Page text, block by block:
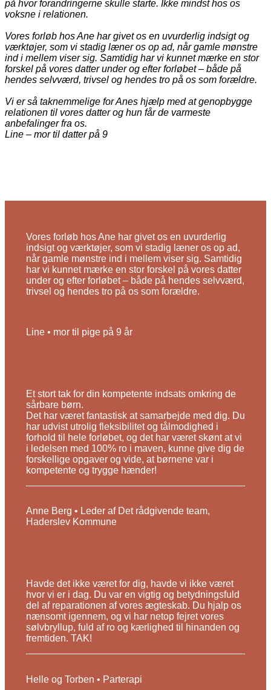
på hvor forandringerne skulle starte. Ikke mindst hos os
voksne i relationen.
Vores forløb hos Ane har givet os en uvurderlig indsigt og
værktøjer, som vi stadig læner os op ad, når gamle mønstre
ind i mellem viser sig. Samtidig har vi kunnet mærke en stor
forskel på vores datter under og efter forløbet – både på
hendes selvværd, trivsel og hendes tro på os som forældre.
Vi er så taknemmelige for Anes hjælp med at genopbygge
relationen til vores datter og hun får de varmeste
anbefalinger fra os.
Line – mor til datter på 9
Vores forløb hos Ane har givet os en uvurderlig
indsigt og værktøjer, som vi stadig læner os op ad,
når gamle mønstre ind i mellem viser sig. Samtidig
har vi kunnet mærke en stor forskel på vores datter
under og efter forløbet – både på hendes selvværd,
trivsel og hendes tro på os som forældre.
Line • mor til pige på 9 år
Et stort tak for din kompetente indsats omkring de
sårbare børn.
Det har været fantastisk at samarbejde med dig. Du
har udvist utrolig fleksibilitet og tålmodighed i
forhold til hele forløbet, og det har været skønt at vi
i ledelsen med 100% ro i maven, kunne give dig de
forskellige opgaver og vide, at børnene var i
kompetente og trygge hænder!
Anne Berg • Leder af Det rådgivende team,
Haderslev Kommune
Havde det ikke været for dig, havde vi ikke været
hvor vi er i dag. Du var en vigtig og betydningsfuld
del af reparationen af vores ægteskab. Du hjalp os
nænsomt igennem, og vi har netop fejret vores
sølvbryllup, fuld af ro og kærlighed til hinanden og
fremtiden. TAK!
Helle og Torben • Parterapi